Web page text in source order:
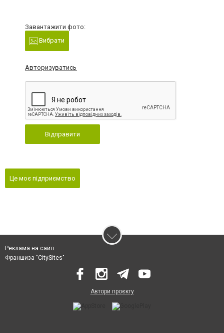
Завантажити фото:
Вибрати
Авторизуватись
Відправити
Це моє підприємство
Реклама на сайті
Франшиза "CitySites"
Автори проєкту